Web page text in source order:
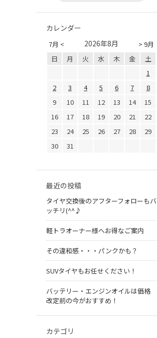
カレンダー
7月 < > 9月
2026年8月
日 月 火 水 木 金
土
1
2
3 4 5 6 7
8
9
10 11 12 13 14
15
16
17 18 19 20 21
22
23
24 25 26 27 28
29
30
31
最近の投稿
タイヤ交換後のアフターフォローもバ
ッチリ(^^♪
軽トラオーナー様へお得なご案内
その違和感・・・パンクかも？
SUVタイヤもお任せください！
バッテリー・エンジンオイルは価格
改定前の今がおすすめ！
カテゴリ